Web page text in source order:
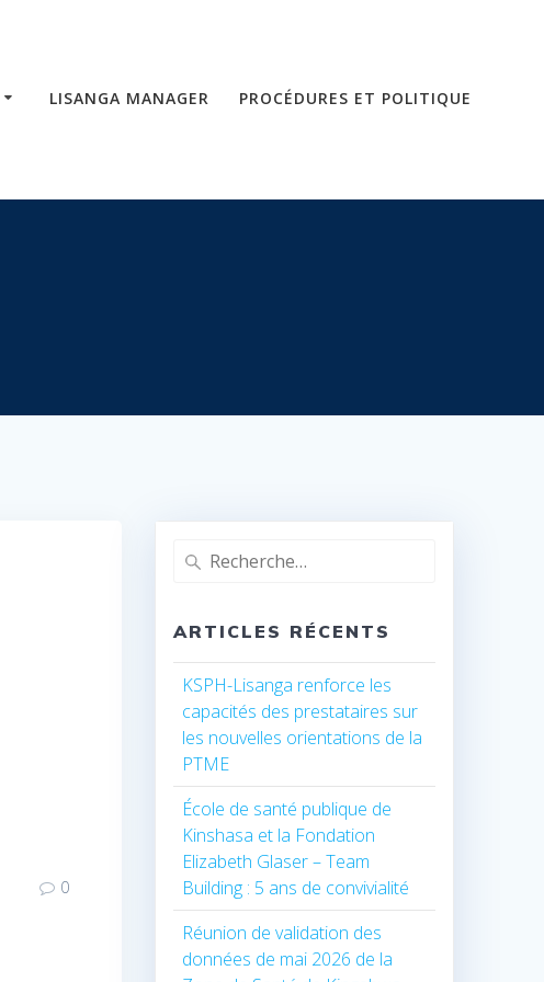
LISANGA MANAGER PROCÉDURES ET POLITIQUE
0
Recherche
ARTICLES RÉCENTS
KSPH-Lisanga renforce les
capacités des prestataires sur
les nouvelles orientations de la
PTME
École de santé publique de
Kinshasa et la Fondation
Elizabeth Glaser – Team
Building : 5 ans de convivialité
Réunion de validation des
données de mai 2026 de la